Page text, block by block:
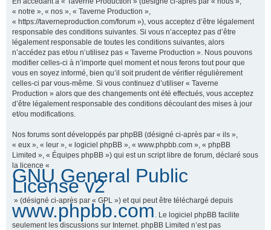
« notre », « nos », « Taverne Production »,
« https://taverneproduction.com/forum »), vous acceptez d’être légalement
responsable des conditions suivantes. Si vous n’acceptez pas d’être
légalement responsable de toutes les conditions suivantes, alors
n’accédez pas et/ou n’utilisez pas « Taverne Production ». Nous pouvons
modifier celles-ci à n’importe quel moment et nous ferons tout pour que
vous en soyez informé, bien qu’il soit prudent de vérifier régulièrement
celles-ci par vous-même. Si vous continuez d’utiliser « Taverne
Production » alors que des changements ont été effectués, vous acceptez
d’être légalement responsable des conditions découlant des mises à jour
et/ou modifications.
Nos forums sont développés par phpBB (désigné ci-après par « ils »,
« eux », « leur », « logiciel phpBB », « www.phpbb.com », « phpBB
Limited », « Équipes phpBB ») qui est un script libre de forum, déclaré sous
la licence «
GNU General Public
License v2
» (désigné ci-après par « GPL ») et qui peut être téléchargé depuis
www.phpbb.com
. Le logiciel phpBB facilite
seulement les discussions sur Internet. phpBB Limited n’est pas